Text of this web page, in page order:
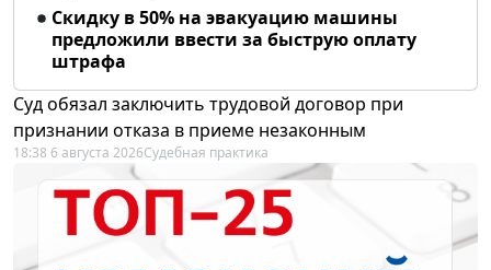
Скидку в 50% на эвакуацию машины
предложили ввести за быструю оплату
штрафа
Суд обязал заключить трудовой договор при
признании отказа в приеме незаконным
18:38 6 августа 2026Судебная практика